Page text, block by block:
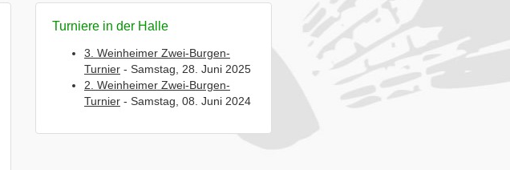
Turniere in der Halle
3. Weinheimer Zwei-Burgen-
Turnier- Samstag, 28. Juni 2025
2. Weinheimer Zwei-Burgen-
Turnier- Samstag, 08. Juni 2024